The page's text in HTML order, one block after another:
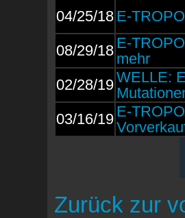
04/25/18 E-
08/29/18 E-
mehr
02/28/19WELLE:
03/16/19 E-
Zurück zur